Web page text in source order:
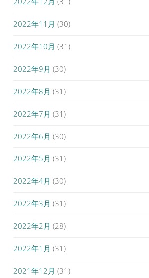
2022年11月 (30)
2022年10月 (31)
2022年9月 (30)
2022年8月 (31)
2022年7月 (31)
2022年6月 (30)
2022年5月 (31)
2022年4月 (30)
2022年3月 (31)
2022年2月 (28)
2022年1月 (31)
2021年12月 (31)